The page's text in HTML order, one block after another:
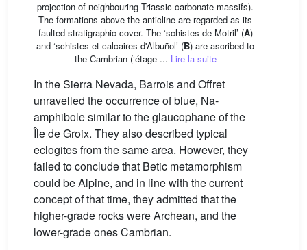
projection of neighbouring Triassic carbonate massifs).
The formations above the anticline are regarded as its
faulted stratigraphic cover. The ‘schistes de Motril’ (A)
and ‘schistes et calcaires d'Albuñol’ (B) are ascribed to
the Cambrian (‘étage ... Lire la suite
In the Sierra Nevada, Barrois and Offret
unravelled the occurrence of blue, Na-
amphibole similar to the glaucophane of the
Île de Groix. They also described typical
eclogites from the same area. However, they
failed to conclude that Betic metamorphism
could be Alpine, and in line with the current
concept of that time, they admitted that the
higher-grade rocks were Archean, and the
lower-grade ones Cambrian.